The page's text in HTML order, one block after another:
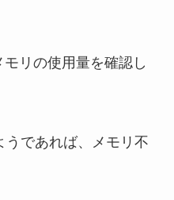
リの使用量を確認し
うであれば、メモリ不